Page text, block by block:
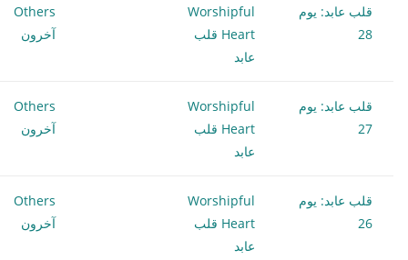
قلب عابد: يوم
28
Worshipful
Heart قلب
عابد
Others
آخرون
قلب عابد: يوم
27
Worshipful
Heart قلب
عابد
Others
آخرون
قلب عابد: يوم
26
Worshipful
Heart قلب
عابد
Others
آخرون